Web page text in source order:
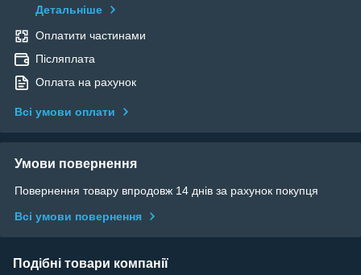
Детальніше
Оплатити частинами
Післяплата
Оплата на рахунок
Всі умови оплати
Умови повернення
Повернення товару впродовж 14 днів за рахунок покупця
Всі умови повернення
Подібні товари компанії